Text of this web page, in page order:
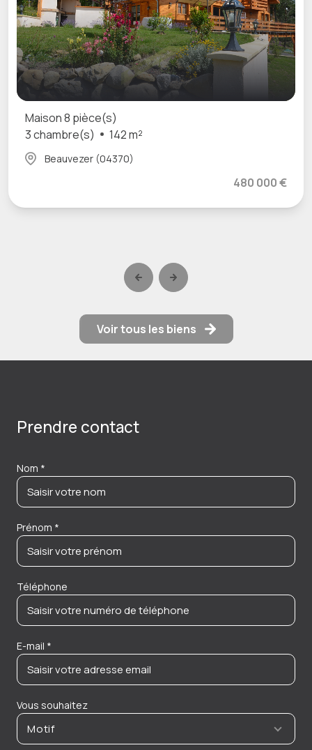
Maison 8 pièce(s)
3 chambre(s)
142 m²
Beauvezer (04370)
480 000 €
Voir tous les biens
Prendre contact
Nom *
Prénom *
Téléphone
E-mail *
Vous souhaitez
Motif